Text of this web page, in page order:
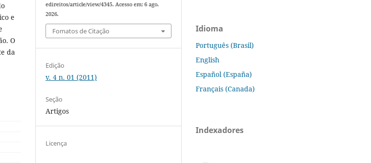
e
O
da
edireitos/article/view/4345. Acesso em: 6 ago.
2026.
Fomatos de Citação
Edição
v. 4 n. 01 (2011)
Seção
Artigos
Licença
Idioma
Português (Brasil)
English
Español (España)
Français (Canada)
Indexadores